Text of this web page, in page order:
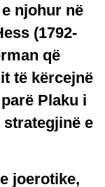
njohur në
(1792-
që
të kërcejnë
Plaku i
e
joerotike,